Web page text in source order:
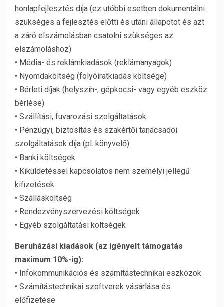
honlapfejlesztés díja (ez utóbbi esetben dokumentálni
szükséges a fejlesztés előtti és utáni állapotot és azt
a záró elszámolásban csatolni szükséges az
elszámoláshoz)
• Média- és reklámkiadások (reklámanyagok)
• Nyomdaköltség (folyóiratkiadás költsége)
• Bérleti díjak (helyszín-, gépkocsi- vagy egyéb eszköz
bérlése)
• Szállítási, fuvarozási szolgáltatások
• Pénzügyi, biztosítás és szakértői tanácsadói
szolgáltatások díja (pl. könyvelő)
• Banki költségek
• Kiküldetéssel kapcsolatos nem személyi jellegű
kifizetések
• Szállásköltség
• Rendezvényszervezési költségek
• Egyéb szolgáltatási költségek
Beruházási kiadások (az igényelt támogatás
maximum 10%-ig):
• Infokommunikációs és számítástechnikai eszközök
• Számítástechnikai szoftverek vásárlása és
előfizetése